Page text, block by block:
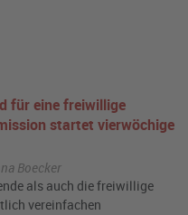
für eine freiwillige
startet vierwöchige
Boecker
als auch die freiwillige
vereinfachen